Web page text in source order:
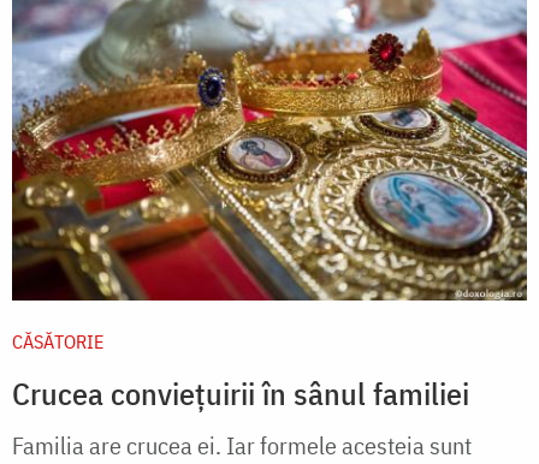
CĂSĂTORIE
Crucea conviețuirii în sânul familiei
Familia are crucea ei. Iar formele acesteia sunt